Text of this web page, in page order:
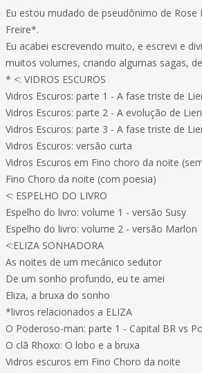
Eu estou mudado de pseudônimo de Rose
Freire*.
Eu acabei escrevendo muito, e escrevi e
muitos volumes, criando algumas sagas,
* <: VIDROS ESCUROS
Vidros Escuros: parte 1 - A fase triste de
Vidros Escuros: parte 2 - A evolução de
Vidros Escuros: parte 3 - A fase triste de
Vidros Escuros: versão curta
Vidros Escuros em Fino choro da noite
Fino Choro da noite (com poesia)
<: ESPELHO DO LIVRO
Espelho do livro: volume 1 - versão Susy
Espelho do livro: volume 2 - versão Marlon
<:ELIZA SONHADORA
As noites de um mecânico sedutor
De um sonho profundo, eu te amei
Eliza, a bruxa do sonho
*livros relacionados a ELIZA
O Poderoso-man: parte 1 - Capital BR vs
O clã Rhoxo: O lobo e a bruxa
Vidros escuros em Fino Choro da noite